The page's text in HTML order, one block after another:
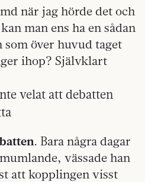
när jag hörde det och
man ens ha en sådan
som över huvud taget
ihop? Självklart
velat att debatten
. Bara några dagar
vässade han
att kopplingen visst